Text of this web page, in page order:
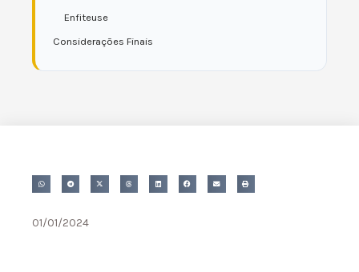
Enfiteuse
Considerações Finais
01/01/2024